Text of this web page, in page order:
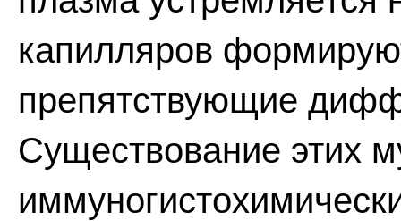
капилляров
препятствующие
Существование этих